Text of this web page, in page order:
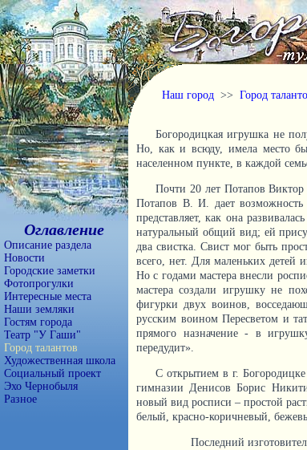
Оглавление
Описание раздела
Новости
Городские заметки
Фотопрогулки
Интересные места
Наши земляки
Гостям города
Театр "У Гаши"
Город талантов
Художественная школа
Социальный проект
Эхо Чернобыля
Разное
Наш город >> Город
Богородицкая игрушка не
Но, как и всюду, имела место
населенном пункте, в каждой
Почти 20 лет Потапов Виктор
Потапов В. И. дает возможность
представляет, как она
натуральный общий вид; ей
два свистка. Свист мог быть
всего, нет. Для маленьких детей
Но с годами мастера внесли
мастера создали игрушку не
фигурки двух воинов,
русским воином Пересветом и
прямого назначение - в
передудит».
С открытием в г.
гимназии Денисов Борис
новый вид росписи – простой
белый, красно-коричневый,
Последний